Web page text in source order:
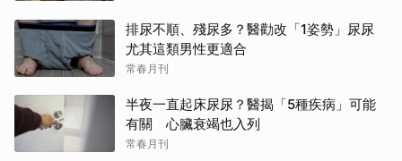
排尿不順、殘尿多？醫勸改「1姿勢」尿尿
尤其這類男性更適合
常春月刊
半夜一直起床尿尿？醫揭「5種疾病」可能
有關 心臟衰竭也入列
常春月刊